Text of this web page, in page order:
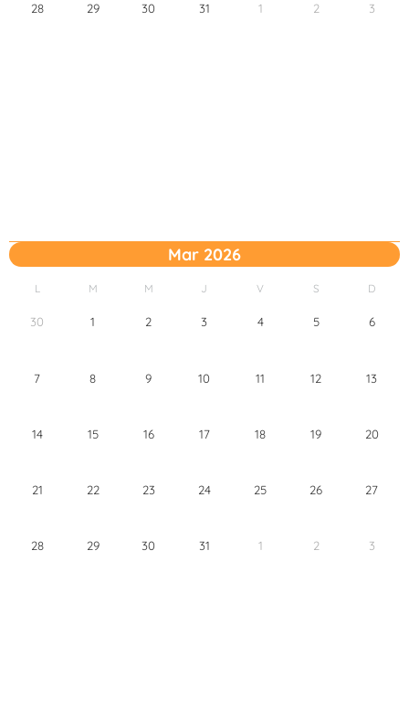
28 29 30 31 1 2 3
Mar 2026
L M M J V S D
30 1 2 3 4 5 6
7 8 9 10 11 12 13
14 15 16 17 18 19 20
21 22 23 24 25 26 27
28 29 30 31 1 2 3